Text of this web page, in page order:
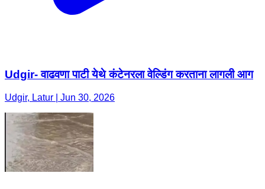
Udgir- वाढवणा पाटी येथे कंटेनरला वेल्डिंग करताना लागली आग
Udgir, Latur | Jun 30, 2026